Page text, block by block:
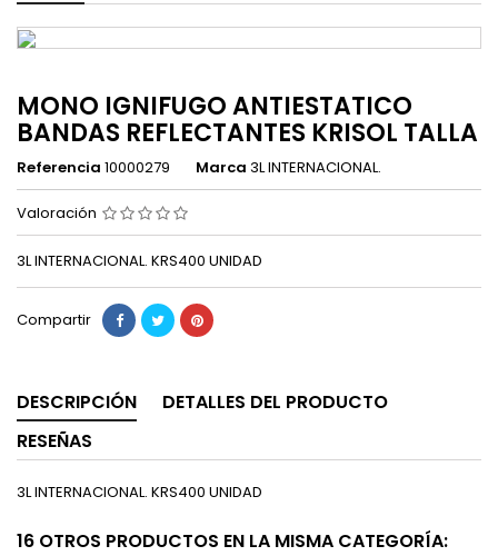
MONO IGNIFUGO ANTIESTATICO
BANDAS REFLECTANTES KRISOL TALLA
Referencia 10000279 Marca 3L INTERNACIONAL.
Valoración
3L INTERNACIONAL. KRS400 UNIDAD
Compartir
DESCRIPCIÓN
DETALLES DEL PRODUCTO
RESEÑAS
3L INTERNACIONAL. KRS400 UNIDAD
16 OTROS PRODUCTOS EN LA MISMA CATEGORÍA: